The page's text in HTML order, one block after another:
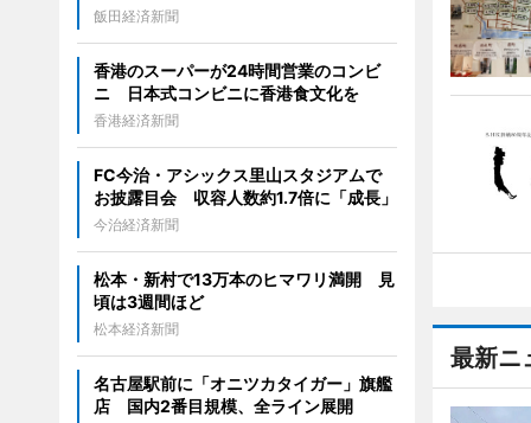
最新ニ
飯田経済新聞
香港のスーパーが24時間営業のコンビ
ニ 日本式コンビニに香港食文化を
香港経済新聞
FC今治・アシックス里山スタジアムで
お披露目会 収容人数約1.7倍に「成長」
今治経済新聞
松本・新村で13万本のヒマワリ満開 見
頃は3週間ほど
松本経済新聞
名古屋駅前に「オニツカタイガー」旗艦
店 国内2番目規模、全ライン展開